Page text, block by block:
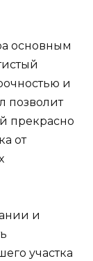
основным
и
позволит
прекрасно
от
и
участка